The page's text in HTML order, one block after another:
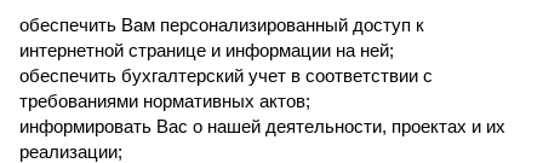
обеспечить Вам персонализированный доступ к
интернетной странице и информации на ней;
обеспечить бухгалтерский учет в соответствии с
требованиями нормативных актов;
информировать Вас о нашей деятельности, проектах и их
реализации;